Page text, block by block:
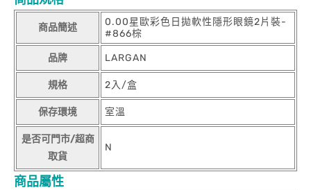
商品簡述
0.00星歐彩色日拋軟性隱形眼鏡2片裝-
#866棕
品牌 LARGAN
規格 2入/盒
保存環境 室溫
是否可門市/超商
取貨
N
商品屬性